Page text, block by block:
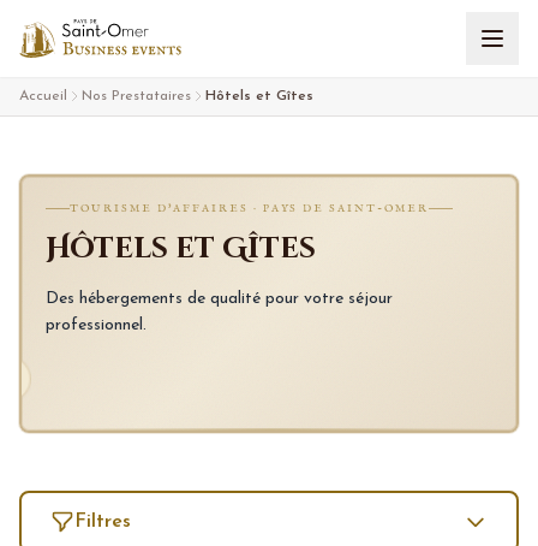
Accueil Nos Prestataires Hôtels et Gîtes
TOURISME D'AFFAIRES · PAYS DE SAINT-OMER
Hôtels et Gîtes
Des hébergements de qualité pour votre séjour
professionnel.
Filtres